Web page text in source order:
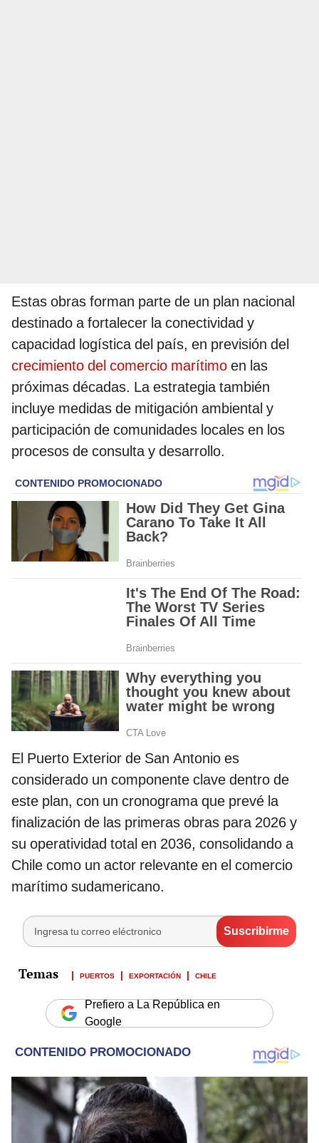
Estas obras forman parte de un plan nacional
destinado a fortalecer la conectividad y
capacidad logística del país, en previsión del
crecimiento del comercio marítimo en las
próximas décadas. La estrategia también
incluye medidas de mitigación ambiental y
participación de comunidades locales en los
procesos de consulta y desarrollo.
El Puerto Exterior de San Antonio es
considerado un componente clave dentro de
este plan, con un cronograma que prevé la
finalización de las primeras obras para 2026 y
su operatividad total en 2036, consolidando a
Chile como un actor relevante en el comercio
marítimo sudamericano.
PUERTOS EXPORTACIÓN CHILE
Prefiero a La República en
Google